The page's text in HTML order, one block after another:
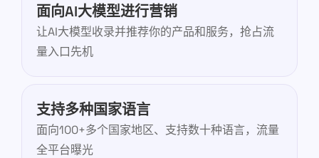
面向AI大模型进行营销
让AI大模型收录并推荐你的产品和服务，抢占流
量入口先机
支持多种国家语言
面向100+多个国家地区、支持数十种语言，流量
全平台曝光